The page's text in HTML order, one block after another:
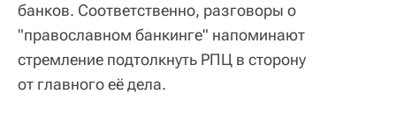
банков. Соответственно, разговоры о
"православном банкинге" напоминают
стремление подтолкнуть РПЦ в сторону
от главного её дела.